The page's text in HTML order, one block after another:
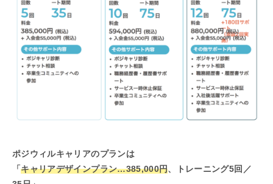
ポジウィルキャリアのプランは
「キャリアデザインプラン…385,000円、トレーニング5回／